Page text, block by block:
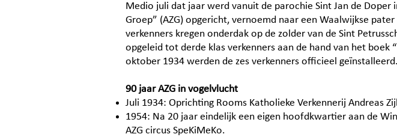
Medio juli dat jaar werd vanuit de parochie Sint Jan de Doper
Groep” (AZG) opgericht, vernoemd naar een Waalwijkse
verkenners kregen onderdak op de zolder van de Sint
opgeleid tot derde klas verkenners aan de hand van het boek
oktober 1934 werden de zes verkenners officieel geïnstalleerd.
90 jaar AZG in vogelvlucht
Juli 1934: Oprichting Rooms Katholieke Verkennerij Andreas
1954: Na 20 jaar eindelijk een eigen hoofdkwartier aan de
AZG circus SpeKiMeKo.